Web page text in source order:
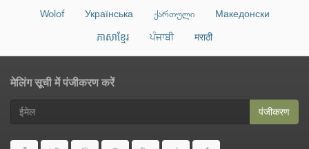
Wolof
Українська ქართული
Македонски
ភាសាខ្មែរ
ਪੰਜਾਬੀ मराठी
मेलिंग सूची में पंजीकरण करें
पंजीकरण